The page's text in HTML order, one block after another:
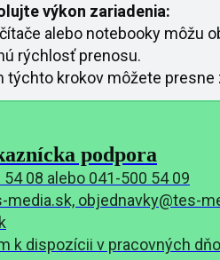
výkon zariadenia:
alebo notebooky môžu
rýchlosť prenosu.
týchto krokov môžete
podpora
08 alebo 041-500 54 09
media.sk, objednavky@tes-
k dispozícii v pracovných